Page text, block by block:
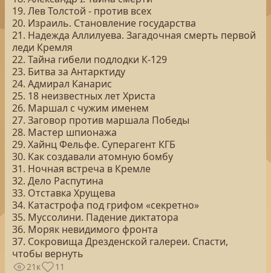
19. Лев Толстой - против всех
20. Израиль. Становление государства
21. Надежда Аллилуева. Загадочная смерть первой
леди Кремля
22. Тайна гибели подлодки К-129
23. Битва за Антарктиду
24. Адмирал Канарис
25. 18 неизвестных лет Христа
26. Маршал с чужим именем
27. Заговор против маршала Победы
28. Мастер шпионажа
29. Хайнц Фельфе. Суперагент КГБ
30. Как создавали атомную бомбу
31. Ночная встреча в Кремле
32. Дело Распутина
33. Отставка Хрущева
34. Катастрофа под грифом «секретно»
35. Муссолини. Падение диктатора
36. Моряк невидимого фронта
37. Сокровища Дрезденской галереи. Спасти,
чтобы вернуть
21к 11